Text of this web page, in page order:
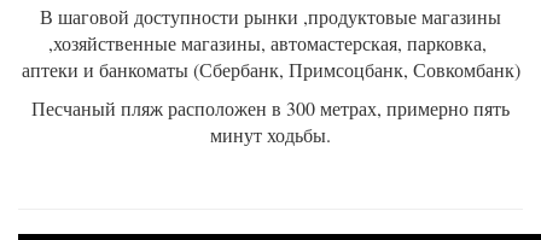
В шаговой доступности рынки ,продуктовые магазины
,хозяйственные магазины, автомастерская, парковка,
аптеки и банкоматы (Сбербанк, Примсоцбанк, Совкомбанк)
Песчаный пляж расположен в 300 метрах, примерно пять
минут ходьбы.